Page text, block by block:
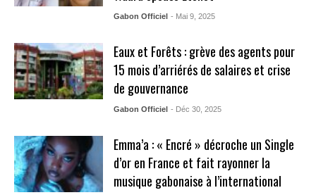
Gabon Officiel - Mai 9, 2025
Eaux et Forêts : grève des agents pour
15 mois d’arriérés de salaires et crise
de gouvernance
Gabon Officiel - Déc 30, 2025
Emma’a : « Encré » décroche un Single
d’or en France et fait rayonner la
musique gabonaise à l’international